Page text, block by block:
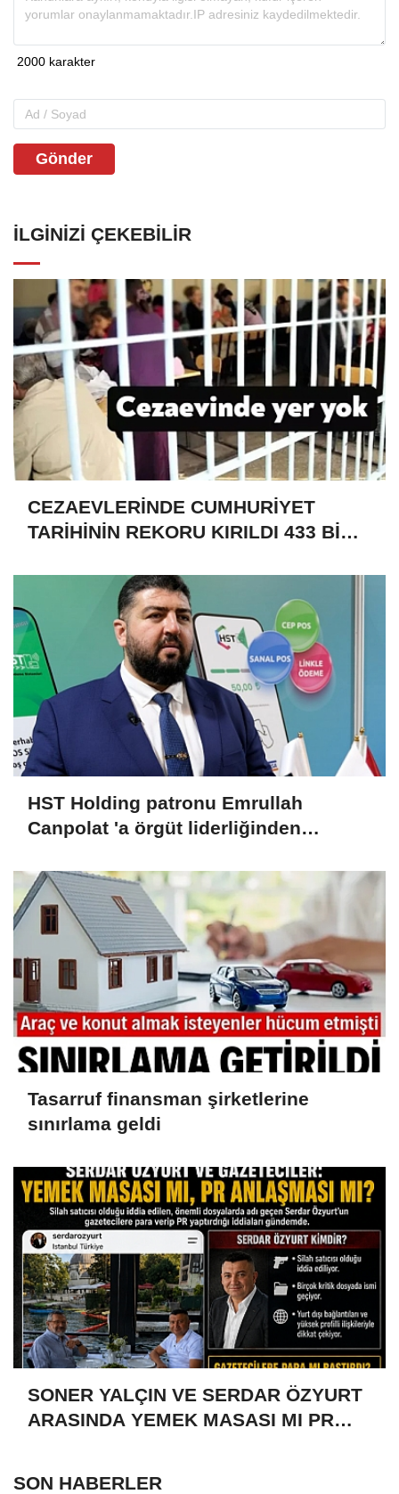
Gönder
İLGINIZI ÇEKEBILIR
CEZAEVLERİNDE CUMHURİYET
TARİHİNİN REKORU KIRILDI 433 BİN
HST Holding patronu Emrullah
Canpolat 'a örgüt liderliğinden
malvarlığına el konuldu
Tasarruf finansman şirketlerine
sınırlama geldi
SONER YALÇIN VE SERDAR ÖZYURT
ARASINDA YEMEK MASASI MI PR
SON HABERLER